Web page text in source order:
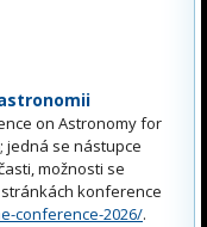
on Astronomy for
jedná se nástupce
možnosti se
konference
conference-2026/.